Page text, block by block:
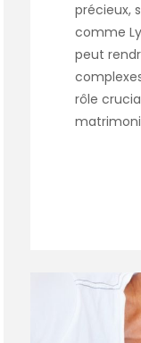
précieux,
comme
peut
rôle